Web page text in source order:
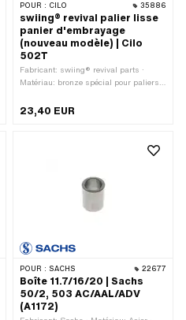
POUR : CILO 35886
swiing® revival palier lisse
panier d'embrayage
(nouveau modèle) | Cilo
502T
Fabricant: swiing® revival parts ·
Matériau: bronze spécial pour paliers ·
mm · Hauteur totale: 15.2 mm
23,40 EUR
POUR : SACHS 22677
Boîte 11.7/16/20 | Sachs
50/2, 503 AC/AAL/ADV
(A1172)